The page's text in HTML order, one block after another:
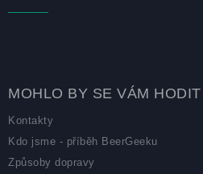
MOHLO BY SE VÁM HODIT
Kontakty
Kdo jsme - příběh BeerGeeku
Způsoby dopravy